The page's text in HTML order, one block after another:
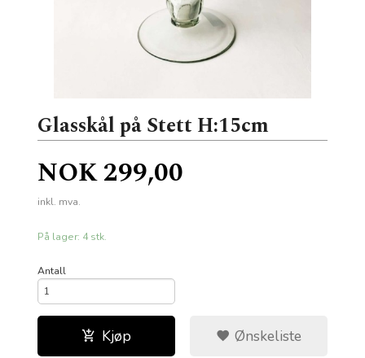
Glasskål på Stett H:15cm
Pris
NOK299,00
inkl. mva.
På lager: 4 stk.
Antall
Kjøp Ønskeliste